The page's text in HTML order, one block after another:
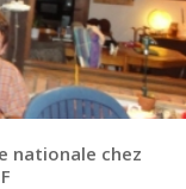
nationale chez